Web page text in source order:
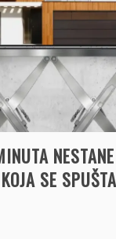
SE